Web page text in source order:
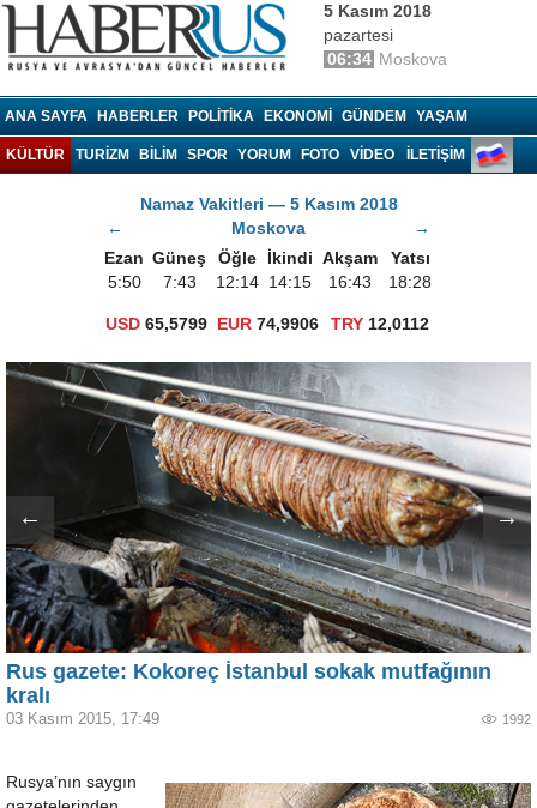
5 Kasım 2018
pazartesi
06:34 Moskova
ANA SAYFA HABERLER POLITIKA EKONOMI GÜNDEM YAŞAM
KÜLTÜR TURIZM BILIM SPOR YORUM FOTO VIDEO İLETİŞİM
Namaz Vakitleri — 5 Kasım 2018
←
Moskova
→
Ezan Güneş Öğle İkindi Akşam
Yatsı
5:50
7:43 12:14 14:15 16:43 18:28
USD 65,5799 EUR 74,9906 TRY 12,0112
← →
Rus gazete: Kokoreç İstanbul sokak mutfağının
kralı
03 Kasım 2015, 17:49 1992
Rusya’nın saygın